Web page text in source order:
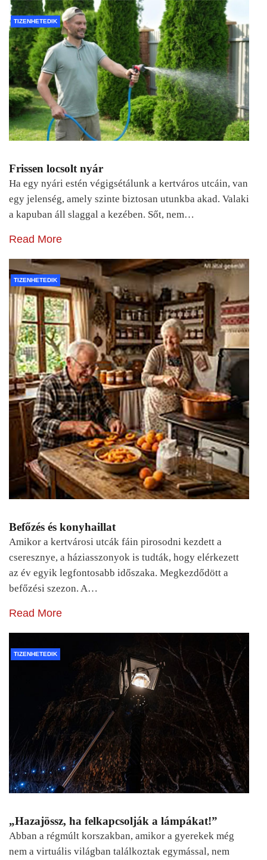
TIZENHETEDIK
Frissen locsolt nyár
Ha egy nyári estén végigsétálunk a kertváros utcáin, van
egy jelenség, amely szinte biztosan utunkba akad. Valaki
a kapuban áll slaggal a kezében. Sőt, nem…
Read More
TIZENHETEDIK
Befőzés és konyhaillat
Amikor a kertvárosi utcák fáin pirosodni kezdett a
cseresznye, a háziasszonyok is tudták, hogy elérkezett
az év egyik legfontosabb időszaka. Megkezdődött a
befőzési szezon. A…
Read More
TIZENHETEDIK
„Hazajössz, ha felkapcsolják a lámpákat!”
Abban a régmúlt korszakban, amikor a gyerekek még
nem a virtuális világban találkoztak egymással, nem